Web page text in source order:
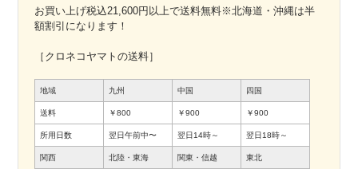
お買い上げ税込21,600円以上で送料無料※北海道・沖縄は半
額割引になります！
［クロネコヤマトの送料］
地域 九州 中国 四国
送料 ￥800 ￥900 ￥900
所用日数 翌日午前中〜 翌日14時～ 翌日18時～
関西 北陸・東海 関東・信越 東北